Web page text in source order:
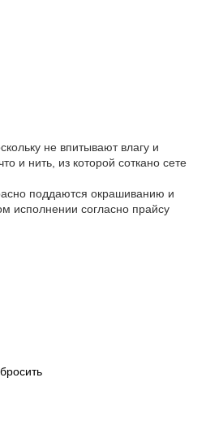
не впитывают влагу и
и нить, из которой соткано сете
поддаются окрашиванию и
исполнении согласно прайсу